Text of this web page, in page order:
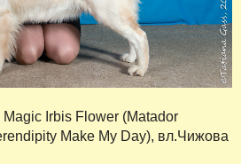
Irbis Flower (Matador
Make My Day), вл.Чижова